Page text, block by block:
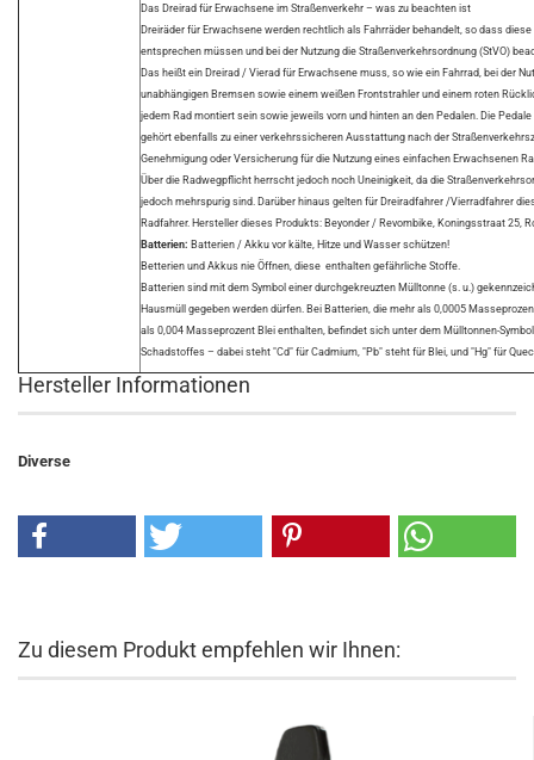
Das Dreirad für Erwachsene im Straßenverkehr – was zu beachten ist
Dreiräder für Erwachsene werden rechtlich als Fahrräder behandelt, so dass
entsprechen müssen und bei der Nutzung die Straßenverkehrsordnung (StVO)
Das heißt ein Dreirad / Vierad für Erwachsene muss, so wie ein Fahrrad, bei der
unabhängigen Bremsen sowie einem weißen Frontstrahler und einem roten
jedem Rad montiert sein sowie jeweils vorn und hinten an den Pedalen. Die
gehört ebenfalls zu einer verkehrssicheren Ausstattung nach der
Genehmigung oder Versicherung für die Nutzung eines einfachen Erwachsenen
Über die Radwegpflicht herrscht jedoch noch Uneinigkeit, da die
jedoch mehrspurig sind. Darüber hinaus gelten für Dreiradfahrer /Vierradfahrer
Radfahrer. Hersteller dieses Produkts: Beyonder / Revombike, Koningsstraat 25,
Batterien: Batterien / Akku vor kälte, Hitze und Wasser schützen!
Betterien und Akkus nie Öffnen, diese enthalten gefährliche Stoffe.
Batterien sind mit dem Symbol einer durchgekreuzten Mülltonne (s. u.)
Hausmüll gegeben werden dürfen. Bei Batterien, die mehr als 0,0005
als 0,004 Masseprozent Blei enthalten, befindet sich unter dem Mülltonnen-
Schadstoffes – dabei steht "Cd" für Cadmium, "Pb" steht für Blei, und "Hg" für
Hersteller Informationen
Diverse
Zu diesem Produkt empfehlen wir Ihnen: